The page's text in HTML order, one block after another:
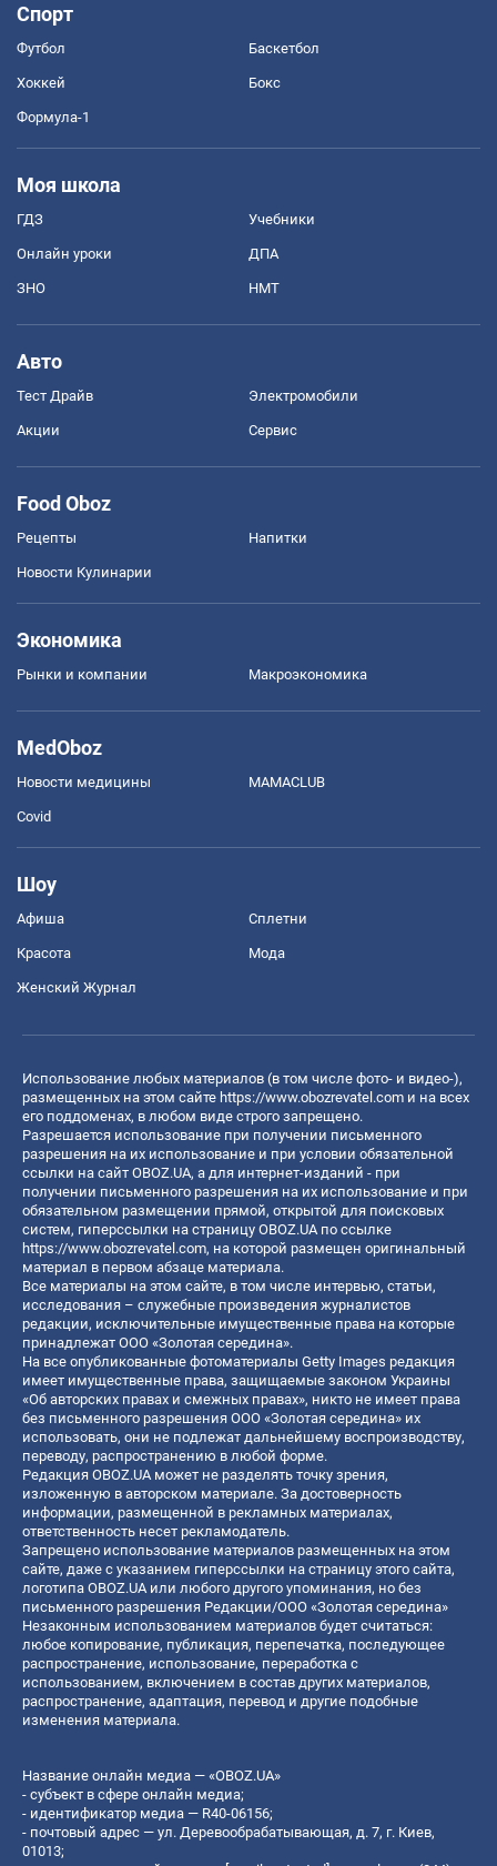
Спорт
Футбол Баскетбол
Хоккей Бокс
Формула-1
Моя школа
ГДЗ Учебники
Онлайн уроки ДПА
ЗНО НМТ
Авто
Тест Драйв Электромобили
Акции Сервис
Food Oboz
Рецепты Напитки
Новости Кулинарии
Экономика
Рынки и компании Mакроэкономика
MedOboz
Новости медицины MAMACLUB
Covid
Шоу
Афиша Сплетни
Красота Мода
Женский Журнал
Использование любых материалов (в том числе фото- и видео-),
размещенных на этом сайте https://www.obozrevatel.com и на всех
его поддоменах, в любом виде строго запрещено.
Разрешается использование при получении письменного
разрешения на их использование и при условии обязательной
ссылки на сайт OBOZ.UA, а для интернет-изданий - при
получении письменного разрешения на их использование и при
обязательном размещении прямой, открытой для поисковых
систем, гиперссылки на страницу OBOZ.UA по ссылке
https://www.obozrevatel.com, на которой размещен оригинальный
материал в первом абзаце материала.
Все материалы на этом сайте, в том числе интервью, статьи,
исследования – служебные произведения журналистов
редакции, исключительные имущественные права на которые
принадлежат ООО «Золотая середина».
На все опубликованные фотоматериалы Getty Images редакция
имеет имущественные права, защищаемые законом Украины
«Об авторских правах и смежных правах», никто не имеет права
без письменного разрешения ООО «Золотая середина» их
использовать, они не подлежат дальнейшему воспроизводству,
переводу, распространению в любой форме.
Редакция OBOZ.UA может не разделять точку зрения,
изложенную в авторском материале. За достоверность
информации, размещенной в рекламных материалах,
ответственность несет рекламодатель.
Запрещено использование материалов размещенных на этом
сайте, даже с указанием гиперссылки на страницу этого сайта,
логотипа OBOZ.UA или любого другого упоминания, но без
письменного разрешения Редакции/ООО «Золотая середина»
Незаконным использованием материалов будет считаться:
любое копирование, публикация, перепечатка, последующее
распространение, использование, переработка с
использованием, включением в состав других материалов,
распространение, адаптация, перевод и другие подобные
изменения материала.
Название онлайн медиа — «OBOZ.UA»
- субъект в сфере онлайн медиа;
- идентификатор медиа — R40-06156;
- почтовый адрес — ул. Деревообрабатывающая, д. 7, г. Киев,
01013;